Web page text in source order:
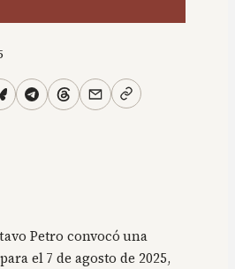
Petro convocó una
el 7 de agosto de 2025,